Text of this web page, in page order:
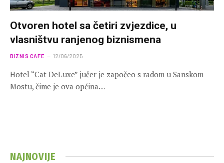
Otvoren hotel sa četiri zvjezdice, u
vlasništvu ranjenog biznismena
BIZNIS CAFE 12/06/2025
Hotel “Cat DeLuxe” jučer je započeo s radom u Sanskom
Mostu, čime je ova općina…
NAJNOVIJE